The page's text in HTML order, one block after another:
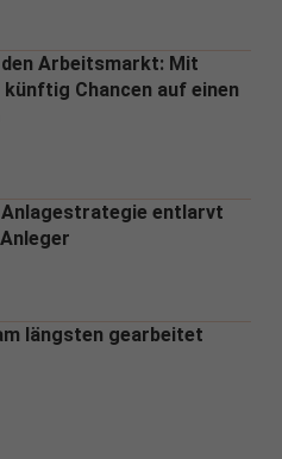
den Arbeitsmarkt: Mit
Chancen auf einen
Anlagestrategie entlarvt
längsten gearbeitet